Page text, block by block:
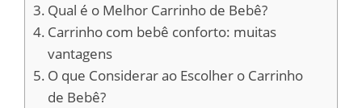
Qual é o Melhor Carrinho de Bebê?
Carrinho com bebê conforto: muitas
vantagens
O que Considerar ao Escolher o Carrinho
de Bebê?